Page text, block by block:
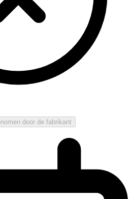
door de fabrikant